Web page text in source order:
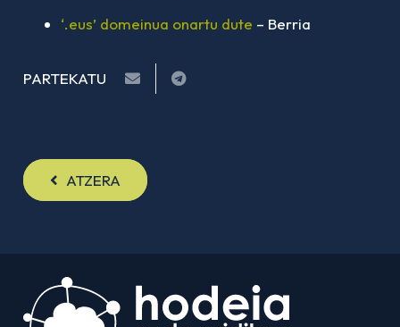
‘.eus’ domeinua onartu dute – Berria
PARTEKATU
ATZERA